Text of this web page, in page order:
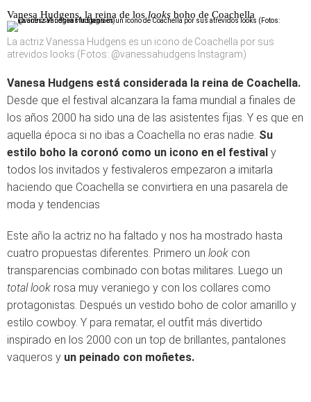
Vanesa Hudgens, la reina de los looks boho de Coachella
La actriz Vanessa Hudgens es un icono de Coachella por sus
atrevidos looks (Fotos: @vanessahudgens Instagram)
Vanesa Hudgens está considerada la reina de Coachella.
Desde que el festival alcanzara la fama mundial a finales de
los años 2000 ha sido una de las asistentes fijas. Y es que en
aquella época si no ibas a Coachella no eras nadie. Su
estilo boho la coronó como un icono en el festival y
todos los invitados y festivaleros empezaron a imitarla
haciendo que Coachella se convirtiera en una pasarela de
moda y tendencias
Este año la actriz no ha faltado y nos ha mostrado hasta
cuatro propuestas diferentes. Primero un look con
transparencias combinado con botas militares. Luego un
total look rosa muy veraniego y con los collares como
protagonistas. Después un vestido boho de color amarillo y
estilo cowboy. Y para rematar, el outfit más divertido
inspirado en los 2000 con un top de brillantes, pantalones
vaqueros y un peinado con moñetes.